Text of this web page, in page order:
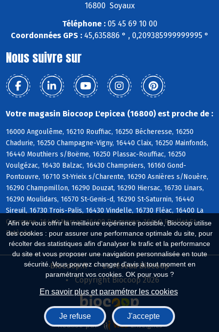
Afin de vous offrir la meilleure expérience possible, Biocoop utilise
des cookies : pour assurer une performance optimale du site, pour
récolter des statistiques afin d'analyser le trafic et la performance
du site et vous proposer une navigation personnalisée en toute
sécurité. Vous pouvez changer d'avis à tout moment en
paramétrant vos cookies. OK pour vous ?
En savoir plus et paramétrer les cookies
Je refuse J'accepte
16800 Soyaux
Téléphone :05 45 69 10 00
Coordonnées GPS :45,635886 ° , 0,209385999999995 °
Nous suivre sur
Votre magasin Biocoop L'epicea (16800) est proche de :
16000 Angoulême, 16210 Rouffiac, 16250 Bécheresse, 16250
Chadurie, 16250 Champagne-Vigny, 16440 Claix, 16250 Mainfonds,
16440 Mouthiers s/Boëme, 16250 Plassac-Rouffiac, 16250
Voulgézac, 16430 Balzac, 16430 Champniers, 16160 Gond-
Pontouvre, 16710 St-Yrieix s/Charente, 16290 Asnières s/Nouère,
16290 Champmillon, 16290 Douzat, 16290 Hiersac, 16730 Linars,
16290 Moulidars, 16570 St-Genis-d, 16290 St-Saturnin, 16440
Sireuil, 16730 Trois-Palis, 16430 Vindelle, 16730 Fléac, 16400 La
Couronne, 16440 Nersac, 16400 Puymoyen, 16440 Roullet-St-
Estèphe
Biocoop.fr
Le réseau Biocoop
Copyright Biocoop 2026
Réalisé par